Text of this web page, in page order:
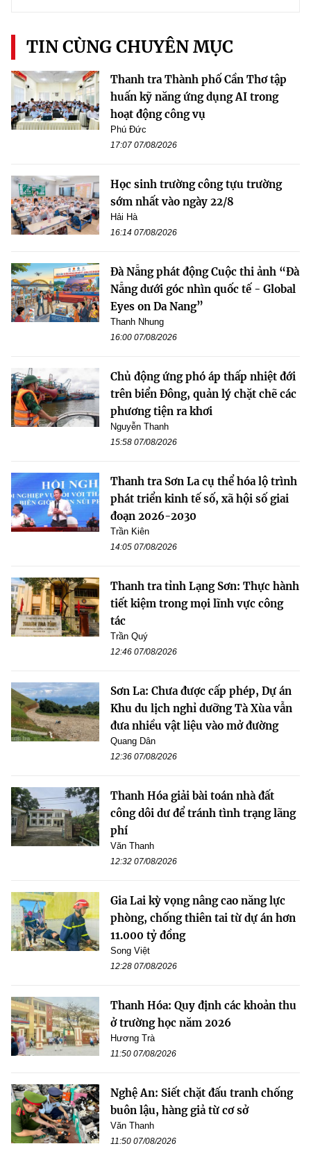
TIN CÙNG CHUYÊN MỤC
Thanh tra Thành phố Cần Thơ tập
huấn kỹ năng ứng dụng AI trong
hoạt động công vụ
Phú Đức
17:07 07/08/2026
Học sinh trường công tựu trường
sớm nhất vào ngày 22/8
Hải Hà
16:14 07/08/2026
Đà Nẵng phát động Cuộc thi ảnh “Đà
Nẵng dưới góc nhìn quốc tế - Global
Eyes on Da Nang”
Thanh Nhung
16:00 07/08/2026
Chủ động ứng phó áp thấp nhiệt đới
trên biển Đông, quản lý chặt chẽ các
phương tiện ra khơi
Nguyễn Thanh
15:58 07/08/2026
Thanh tra Sơn La cụ thể hóa lộ trình
phát triển kinh tế số, xã hội số giai
đoạn 2026-2030
Trần Kiên
14:05 07/08/2026
Thanh tra tỉnh Lạng Sơn: Thực hành
tiết kiệm trong mọi lĩnh vực công
tác
Trần Quý
12:46 07/08/2026
Sơn La: Chưa được cấp phép, Dự án
Khu du lịch nghỉ dưỡng Tà Xùa vẫn
đưa nhiều vật liệu vào mở đường
Quang Dân
12:36 07/08/2026
Thanh Hóa giải bài toán nhà đất
công dôi dư để tránh tình trạng lãng
phí
Văn Thanh
12:32 07/08/2026
Gia Lai kỳ vọng nâng cao năng lực
phòng, chống thiên tai từ dự án hơn
11.000 tỷ đồng
Song Việt
12:28 07/08/2026
Thanh Hóa: Quy định các khoản thu
ở trường học năm 2026
Hương Trà
11:50 07/08/2026
Nghệ An: Siết chặt đấu tranh chống
buôn lậu, hàng giả từ cơ sở
Văn Thanh
11:50 07/08/2026